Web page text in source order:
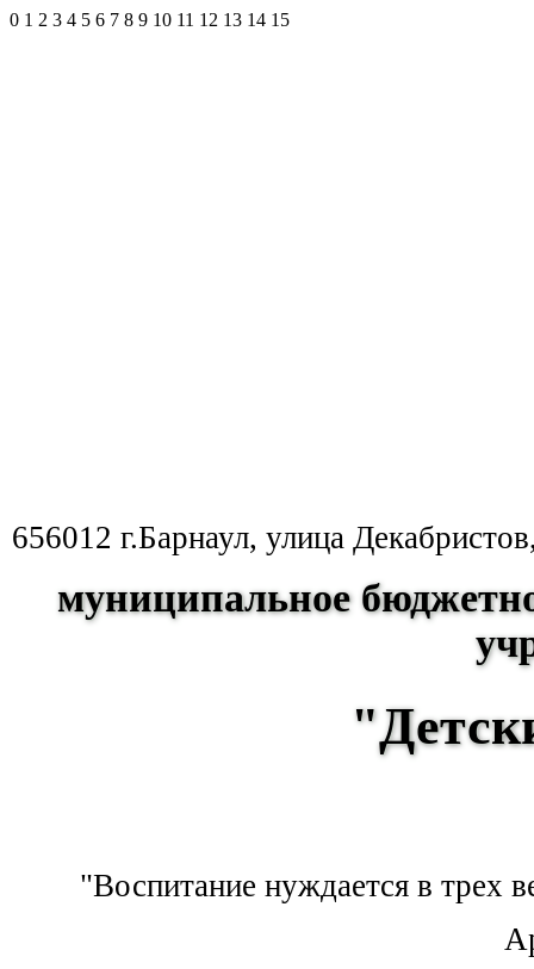
0 1 2 3 4 5 6 7 8 9 10 11 12 13 14 15
656012 г.Барнаул, улица
муниципальное
"Воспитание нуждается в трех